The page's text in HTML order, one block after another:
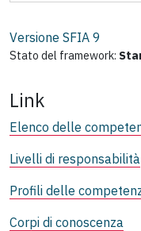
Versione SFIA 9
Stato del framework:
Link
Elenco delle
Livelli di responsabilità
Profili delle
Corpi di conoscenza